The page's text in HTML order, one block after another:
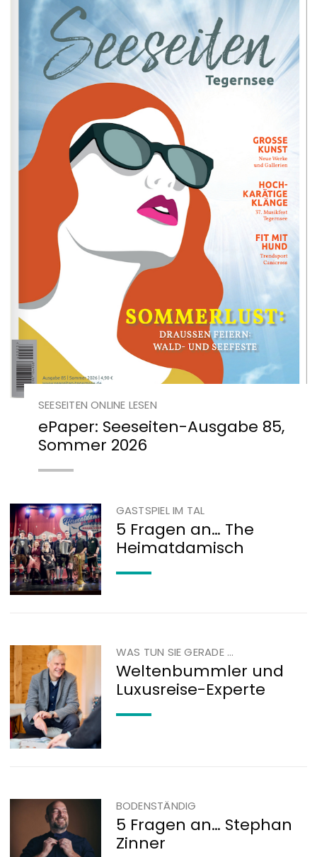
SEESEITEN ONLINE LESEN
ePaper: Seeseiten-Ausgabe 85,
Sommer 2026
GASTSPIEL IM TAL
5 Fragen an… The
Heimatdamisch
WAS TUN SIE GERADE …
Weltenbummler und
Luxusreise-Experte
BODENSTÄNDIG
5 Fragen an… Stephan
Zinner